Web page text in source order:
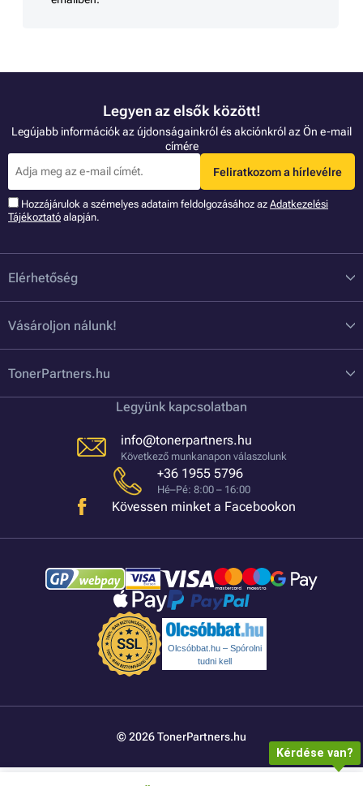
Legyen az elsők között!
Legújabb információk az újdonságainkról és akciónkról az Ön e-mail
címére
Feliratkozom a hírlevélre
Hozzájárulok a szémelyes adataim feldolgozásához az Adatkezelési
Tájékoztató alapján.
Elérhetőség
Vásároljon nálunk!
TonerPartners.hu
Legyünk kapcsolatban
info@tonerpartners.hu
Következő munkanapon válaszolunk
+36 1955 5796
Hé–Pé: 8:00 – 16:00
Kövessen minket a Facebookon
Olcsóbbat.hu – Spórolni
tudni kell
© 2026 TonerPartners.hu
Kérdése van?